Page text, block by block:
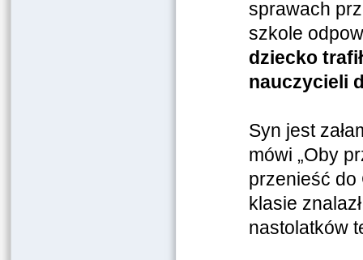
sprawach
szkole
dziecko
nauczycieli
Syn jest
mówi „Oby
przenieść do
klasie
nastolatków